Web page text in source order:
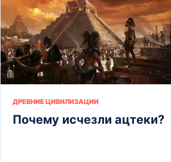
ДРЕВНИЕ ЦИВИЛИЗАЦИИ
Почему исчезли ацтеки?